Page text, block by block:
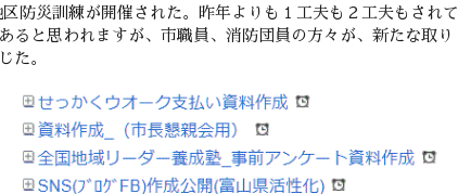
防災訓練が開催された。昨年よりも１工夫も２工夫もされて
ると思われますが、市職員、消防団員の方々が、新たな取り
た。